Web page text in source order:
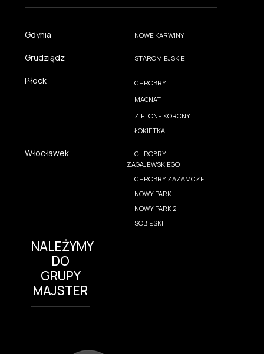
Gdynia NOWE KARWINY
Grudziądz STAROMIEJSKIE
Płock
CHROBRY
MAGNAT
ZIELONE KORONY
ŁOKIETKA
Włocławek
CHROBRY
ZAGAJEWSKIEGO
CHROBRY ZAZAMCZE
NOWY PARK
NOWY PARK 2
SOBIESKI
NALEŻYMY
DO
GRUPY
MAJSTER